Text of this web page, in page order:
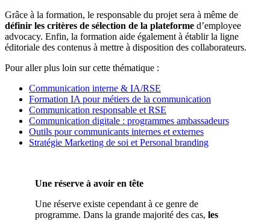
Grâce à la formation, le responsable du projet sera à même de
définir les critères de sélection de la plateforme d’employee
advocacy. Enfin, la formation aide également à établir la ligne
éditoriale des contenus à mettre à disposition des collaborateurs.
Pour aller plus loin sur cette thématique :
Communication interne & IA/RSE
Formation IA pour métiers de la communication
Communication responsable et RSE
Communication digitale : programmes ambassadeurs
Outils pour communicants internes et externes
Stratégie Marketing de soi et Personal branding
Une réserve à avoir en tête
Une réserve existe cependant à ce genre de
programme. Dans la grande majorité des cas, les